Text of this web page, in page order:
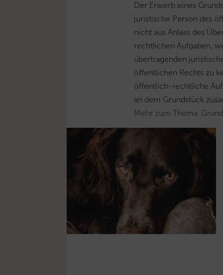
Der Erwerb eines
juristische Person des
nicht aus Anlass des
rechtlichen Aufgaben,
übertragenden
öffentlichen Rechts zu
öffentlich-rechtliche
an dem Grundstück
Mehr zum Thema